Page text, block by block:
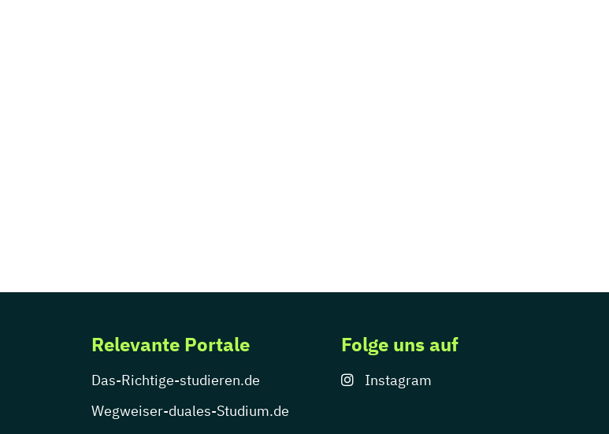
Relevante Portale
Das-Richtige-studieren.de
Wegweiser-duales-Studium.de
Folge uns auf
Instagram